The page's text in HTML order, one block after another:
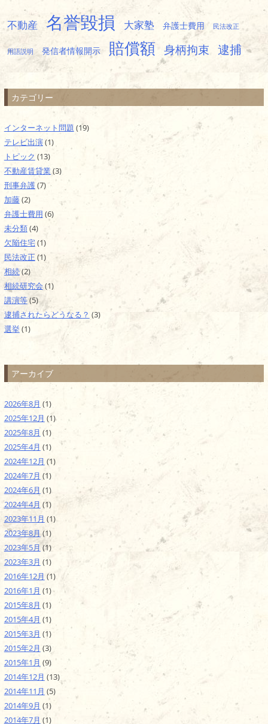
不動産 名誉毀損 大家塾 弁護士費用 民法改正
用語説明 発信者情報開示 賠償額 身柄拘束 逮捕
カテゴリー
インターネット問題 (19)
テレビ出演(1)
トピック (13)
不動産賃貸業 (3)
刑事弁護(7)
加藤(2)
弁護士費用 (6)
未分類(4)
欠陥住宅(1)
民法改正 (1)
相続(2)
相続研究会 (1)
講演等(5)
逮捕されたらどうなる？ (3)
選挙 (1)
アーカイブ
2026年8月 (1)
2025年12月 (1)
2025年8月 (1)
2025年4月 (1)
2024年12月 (1)
2024年7月 (1)
2024年6月 (1)
2024年4月 (1)
2023年11月 (1)
2023年8月 (1)
2023年5月(1)
2023年3月 (1)
2016年12月 (1)
2016年1月 (1)
2015年8月 (1)
2015年4月 (1)
2015年3月 (1)
2015年2月 (3)
2015年1月 (9)
2014年12月 (13)
2014年11月 (5)
2014年9月 (1)
2014年7月 (1)